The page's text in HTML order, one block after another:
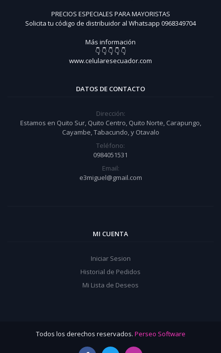
PRECIOS ESPECIALES PARA MAYORISTAS
Solicita tu código de distribuidor al Whatsapp 0968349704
Más información
👇 👇 👇 👇 👇
www.celularesecuador.com
DATOS DE CONTACTO
Dirección:
Estamos en Quito Sur, Quito Centro, Quito Norte, Carapungo,
Cayambe, Tabacundo, y Otavalo
Teléfono:
0984051531
Email:
e3miguel@gmail.com
MI CUENTA
Iniciar Sesion
Historial de Pedidos
Mi Lista de Deseos
Todos los derechos reservados. Perseo Software